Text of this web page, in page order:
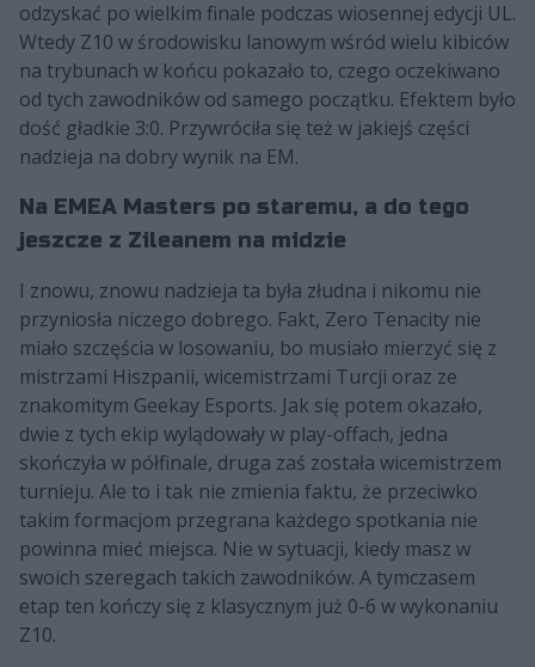
odzyskać po wielkim finale podczas wiosennej edycji UL.
Wtedy Z10 w środowisku lanowym wśród wielu kibiców
na trybunach w końcu pokazało to, czego oczekiwano
od tych zawodników od samego początku. Efektem było
dość gładkie 3:0. Przywróciła się też w jakiejś części
nadzieja na dobry wynik na EM.
Na EMEA Masters po staremu, a do tego
jeszcze z Zileanem na midzie
I znowu, znowu nadzieja ta była złudna i nikomu nie
przyniosła niczego dobrego. Fakt, Zero Tenacity nie
miało szczęścia w losowaniu, bo musiało mierzyć się z
mistrzami Hiszpanii, wicemistrzami Turcji oraz ze
znakomitym Geekay Esports. Jak się potem okazało,
dwie z tych ekip wylądowały w play-offach, jedna
skończyła w półfinale, druga zaś została wicemistrzem
turnieju. Ale to i tak nie zmienia faktu, że przeciwko
takim formacjom przegrana każdego spotkania nie
powinna mieć miejsca. Nie w sytuacji, kiedy masz w
swoich szeregach takich zawodników. A tymczasem
etap ten kończy się z klasycznym już 0-6 w wykonaniu
Z10.